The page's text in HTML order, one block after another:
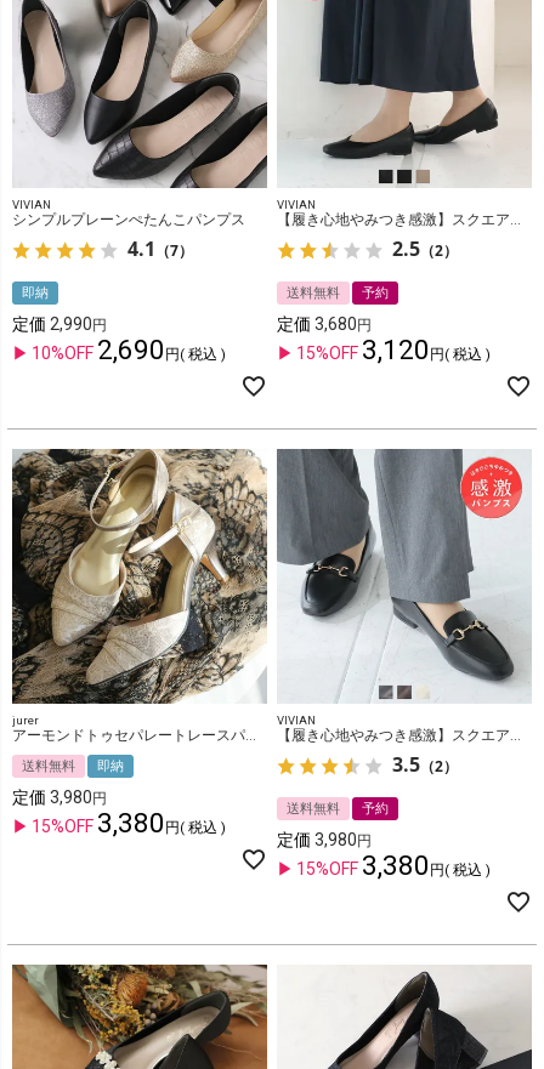
VIVIAN
シンプルプレーンぺたんこパンプス
4.1 （7）
即納
定価 2,990
10%OFF 2,690 税込
VIVIAN
【履き心地やみつき感激】スクエアトゥ2cmヒール感激パンプス
2.5 （2）
送料無料 予約
定価 3,680
15%OFF 3,120 税込
jurer
アーモンドトゥセパレートレースパンプス
送料無料 即納
定価 3,980
15%OFF 3,380 税込
VIVIAN
【履き心地やみつき感激】スクエアトゥ2cmヒールビット付き感激ローファーパンプス
3.5 （2）
送料無料 予約
定価 3,980
15%OFF 3,380 税込